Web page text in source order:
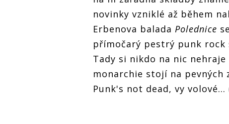
novinky vzniklé až během
Erbenova balada Polednice se
přímočarý pestrý punk
Tady si nikdo na nic
monarchie stojí na pevných
Punk's not dead, vy volové...